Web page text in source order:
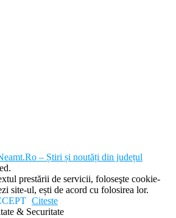
– Știri și noutăți din județul
prestării de servicii, foloseşte cookie-
site-ul, ești de acord cu folosirea lor.
Citeste
& Securitate